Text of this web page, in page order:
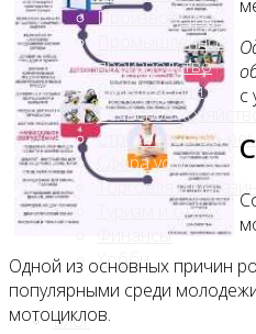
Производство
Промышленное
производство
Развлечения
Сельское хозяйство
Строительство,
Сфера услуг
Торговля и
Туризм и отдых
Финансы
Хобби
Блог
с
Одной из основных причин
популярными среди
мотоциклов.